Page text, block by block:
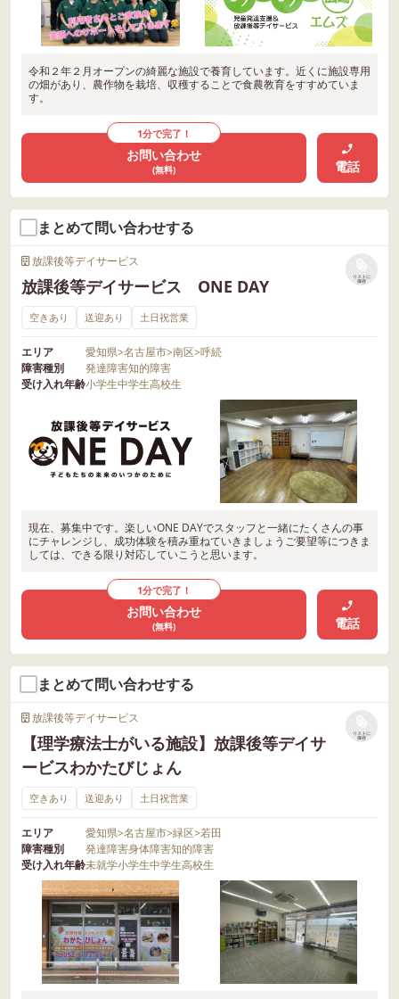
令和２年２月オープンの綺麗な施設で養育しています。近くに施設専用
の畑があり、農作物を栽培、収穫することで食農教育をすすめていま
す。
1分で完了！
お問い合わせ
(無料) 電話
まとめて問い合わせする
放課後等デイサービス
放課後等デイサービス ONE DAY
リストに
保存
空きあり 送迎あり 土日祝営業
エリア 愛知県>名古屋市>南区>呼続
障害種別
発達障害知的障害
受け入れ年齢小学生中学生高校生
現在、募集中です。楽しいONE DAYでスタッフと一緒にたくさんの事
にチャレンジし、成功体験を積み重ねていきましょうご要望等につきま
しては、できる限り対応していこうと思います。
1分で完了！
お問い合わせ
(無料) 電話
まとめて問い合わせする
放課後等デイサービス
【理学療法士がいる施設】放課後等デイサ
ービスわかたびじょん
リストに
保存
空きあり 送迎あり 土日祝営業
エリア 愛知県>名古屋市>緑区>若田
障害種別
発達障害身体障害知的障害
受け入れ年齢未就学小学生中学生高校生